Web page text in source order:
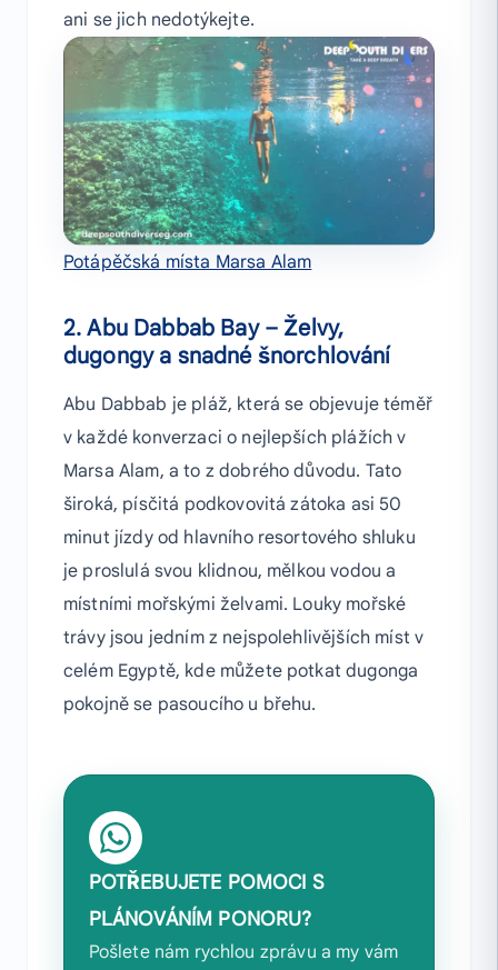
ani se jich nedotýkejte.
Potápěčská místa Marsa Alam
2. Abu Dabbab Bay – Želvy,
dugongy a snadné šnorchlování
Abu Dabbab je pláž, která se objevuje téměř
v každé konverzaci o nejlepších plážích v
Marsa Alam, a to z dobrého důvodu. Tato
široká, písčitá podkovovitá zátoka asi 50
minut jízdy od hlavního resortového shluku
je proslulá svou klidnou, mělkou vodou a
místními mořskými želvami. Louky mořské
trávy jsou jedním z nejspolehlivějších míst v
celém Egyptě, kde můžete potkat dugonga
pokojně se pasoucího u břehu.
POTŘEBUJETE POMOCI S
PLÁNOVÁNÍM PONORU?
Pošlete nám rychlou zprávu a my vám